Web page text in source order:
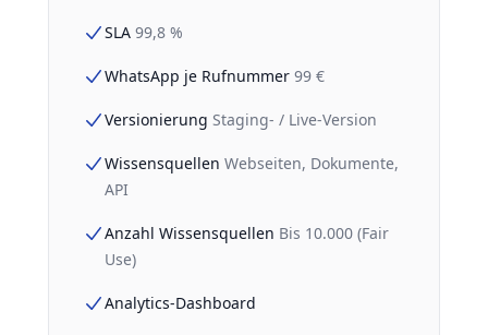
SLA 99,8 %
WhatsApp je Rufnummer 99 €
Versionierung Staging- / Live-Version
Wissensquellen Webseiten, Dokumente,
API
Anzahl Wissensquellen Bis 10.000 (Fair
Use)
Analytics-Dashboard